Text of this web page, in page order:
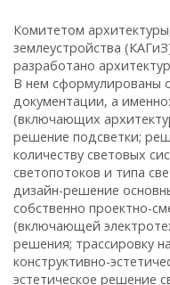
Комитетом
землеустройства
разработано
В нем сформулированы
документации, а
(включающих
решение подсветки;
количеству световых
светопотоков и типа
дизайн-решение
собственно проектно-
(включающей
решения; трассировку
конструктивно-
эстетическое решение